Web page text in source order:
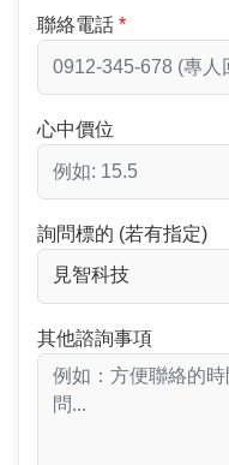
聯絡電話
心中價位
詢問標的 (若有指定)
其他諮詢事項